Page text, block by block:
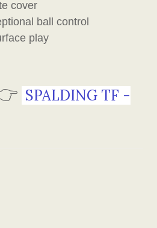
cover
ball control
play
SPALDING TF -